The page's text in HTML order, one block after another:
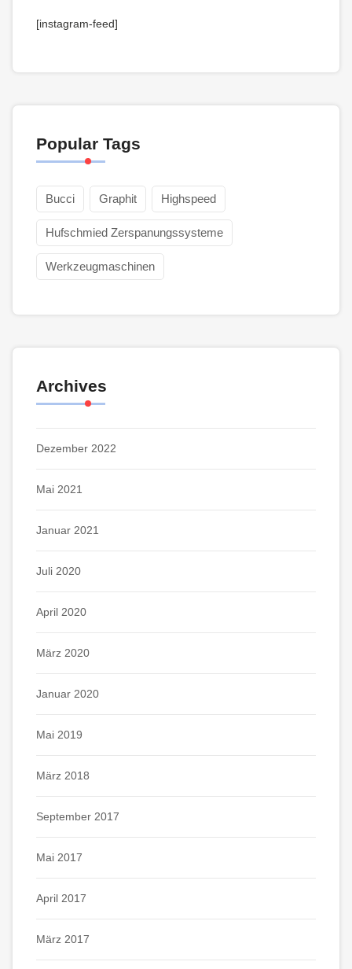
[instagram-feed]
Popular Tags
Bucci Graphit Highspeed
Hufschmied Zerspanungssysteme
Werkzeugmaschinen
Archives
Dezember 2022
Mai 2021
Januar 2021
Juli 2020
April 2020
März 2020
Januar 2020
Mai 2019
März 2018
September 2017
Mai 2017
April 2017
März 2017